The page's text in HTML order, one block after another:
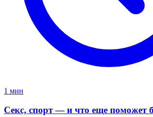
1 мин
Секс, спорт — и что еще поможет